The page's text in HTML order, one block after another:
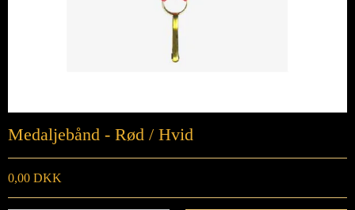
Medaljebånd - Rød / Hvid
0,00 DKK